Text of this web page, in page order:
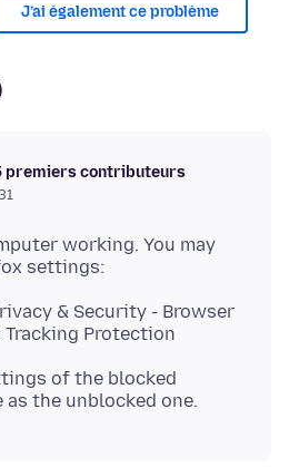
J’ai également ce problème
premiers contributeurs
working. You may
& Security - Browser
of the blocked